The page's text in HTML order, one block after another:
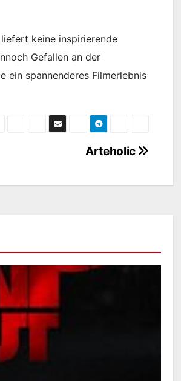
keine inspirierende
Gefallen an der
ein spannenderes Filmerlebnis
Arteholic